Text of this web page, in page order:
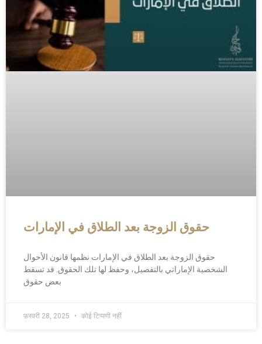
حقوق الزوجة بعد الطلاق في الإمارات
حقوق الزوجة بعد الطلاق في الإمارات نظمها قانون الأحوال
الشخصية الإماراتي بالتفصيل، وحفظ لها تلك الحقوق. قد تسقط
بعض حقوق
फ़रवरी 28, 2025 कोई टिप्पणी नहीं